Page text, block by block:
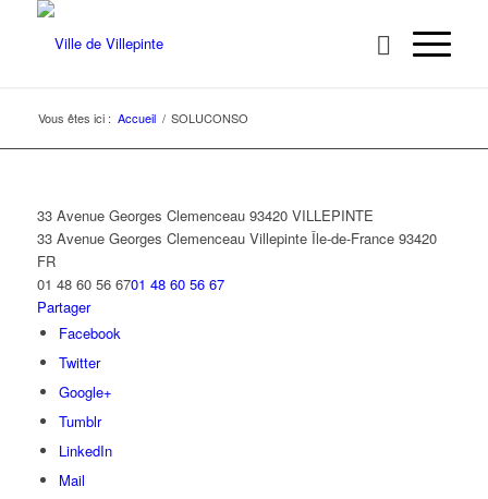
Vous êtes ici : Accueil / SOLUCONSO
33 Avenue Georges Clemenceau 93420 VILLEPINTE
33 Avenue Georges Clemenceau Villepinte Île-de-France 93420
FR
01 48 60 56 6701 48 60 56 67
Partager
Facebook
Twitter
Google+
Tumblr
LinkedIn
Mail